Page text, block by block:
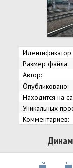
Размер файла:
Автор:
Опубликовано:
Находится на
Уникальных
Комментариев: